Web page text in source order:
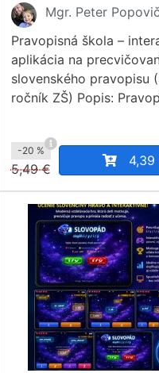
Mgr. Peter Popovič
Pravopisná škola –
aplikácia na
slovenského pravopisu
ročník ZŠ) Popis:
-20 %
5,49 €
4,39